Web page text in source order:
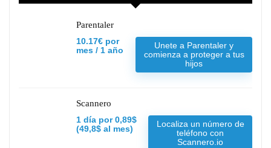
Parentaler
10.17€ por
mes / 1 año
Unete a Parentaler y
comienza a proteger a tus
hijos
Scannero
1 día por 0,89$
(49,8$ al mes)
Localiza un número de
teléfono con
Scannero.io